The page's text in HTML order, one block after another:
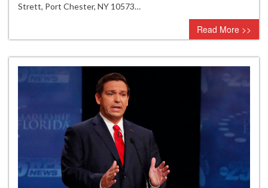
Chester
Strett, Port Chester, NY 10573…
Read More >>